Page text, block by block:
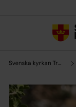
Svenska kyrkan Trollhättan